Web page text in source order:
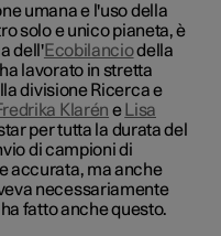
umana e l'uso della
solo e unico pianeta, è
dell'Ecobilanciodella
lavorato in stretta
divisione Ricerca e
Klarén e Lisa
per tutta la durata del
di campioni di
accurata, ma anche
necessariamente
fatto anche questo.